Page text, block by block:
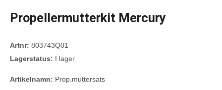
Propellermutterkit Mercury
Artnr: 803743Q01
Lagerstatus: I lager
Artikelnamn: Prop.muttersats